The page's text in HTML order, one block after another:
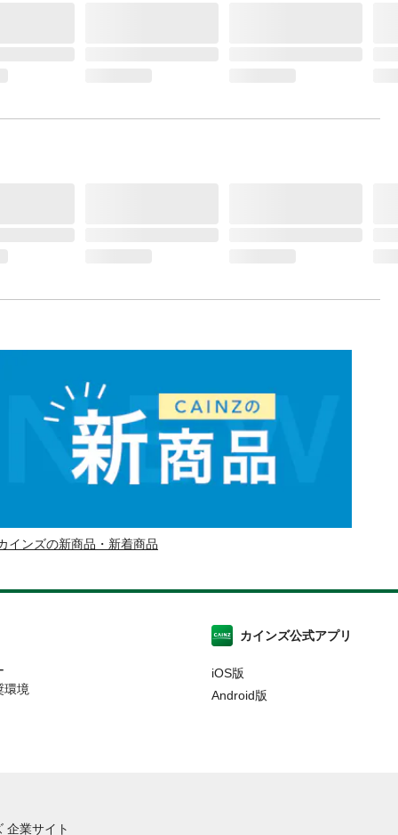
インズの新商品・新着商品
環境
カインズ公式アプリ
iOS版
Android版
企業サイト